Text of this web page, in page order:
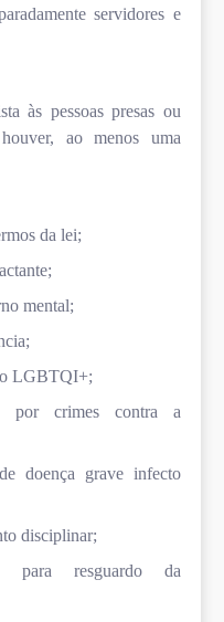
servidores e
às pessoas presas ou
ao menos uma
da lei;
mental;
LGBTQI+;
por crimes contra a
doença grave infecto
disciplinar;
para resguardo da